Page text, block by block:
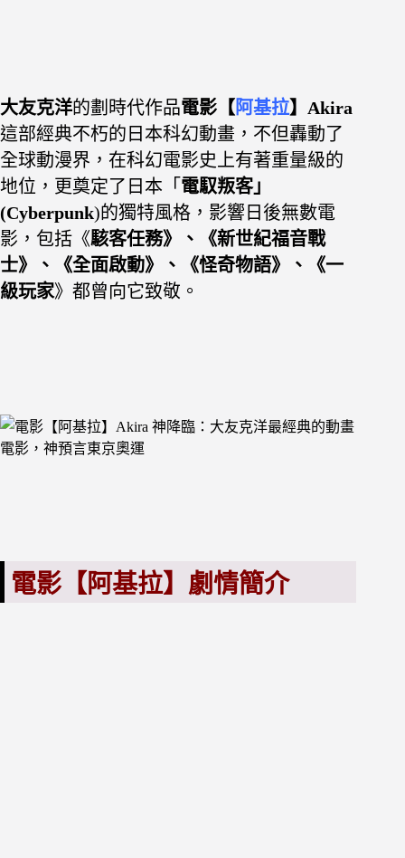
大友克洋的劃時代作品電影【阿基拉】Akira
這部經典不朽的日本科幻動畫，不但轟動了
全球動漫界，在科幻電影史上有著重量級的
地位，更奠定了日本「 電馭叛客」
(Cyberpunk)的獨特風格，影響日後無數電
影，包括《駭客任務》、《新世紀福音戰
士》、《全面啟動》、《怪奇物語》、《一
級玩家》都曾向它致敬。
電影【阿基拉】劇情簡介